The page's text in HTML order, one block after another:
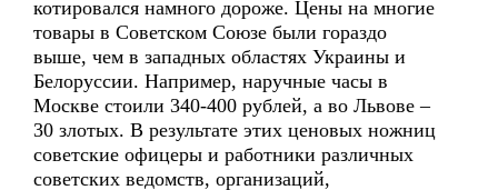
котировался намного дороже. Цены на многие
товары в Советском Союзе были гораздо
выше, чем в западных областях Украины и
Белоруссии. Например, наручные часы в
Москве стоили 340-400 рублей, а во Львове –
30 злотых. В результате этих ценовых ножниц
советские офицеры и работники различных
советских ведомств, организаций,